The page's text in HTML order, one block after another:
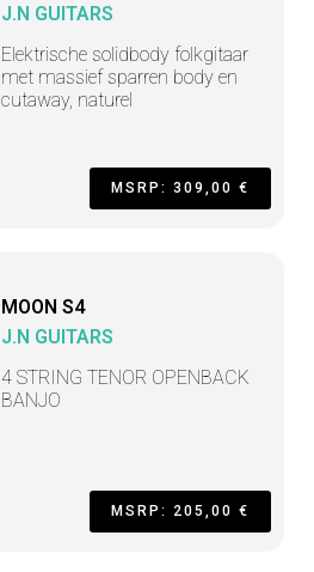
J.N GUITARS
Elektrische solidbody folkgitaar
met massief sparren body en
cutaway, naturel
MSRP: 309,00 €
MOON S4
J.N GUITARS
4 STRING TENOR OPENBACK
BANJO
MSRP: 205,00 €